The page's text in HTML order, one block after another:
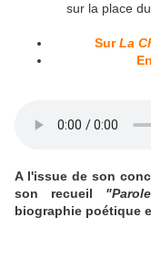
sur la place
SurLa
A l'issue de son
son recueil
biographie poétique